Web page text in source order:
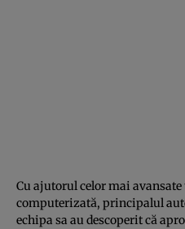
Cu ajutorul celor mai
computerizată, principalul
echipa sa au descoperit că